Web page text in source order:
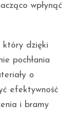
wpłynąć
który dzięki
pochłania
o
efektywność
i bramy